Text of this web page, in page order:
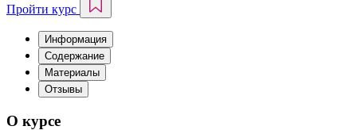
Пройти курс
Информация
Содержание
Материалы
Отзывы
О курсе